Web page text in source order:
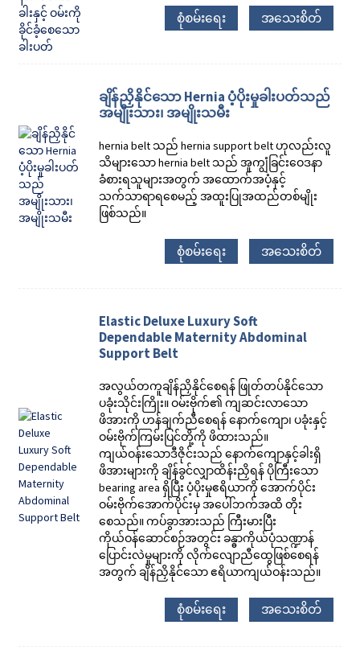
စုံစမ်းရေး အသေးစိတ်
ချိန်ညှိနိုင်သော Hernia ပံ့ပိုးမှုခါးပတ်သည်
အမျိုးသား၊ အမျိုးသမီး
hernia belt သည် hernia support belt ဟုလည်းလူ
သိများသော hernia belt သည် အူကျွံခြင်းဝေဒနာ
ခံစားရသူများအတွက် အထောက်အပံ့နှင့်
သက်သာရာရစေမည့် အထူးပြုအထည်တစ်မျိုး
ဖြစ်သည်။
စုံစမ်းရေး အသေးစိတ်
Elastic Deluxe Luxury Soft
Dependable Maternity Abdominal
Support Belt
အလွယ်တကူချိန်ညှိနိုင်စေရန် ဖြုတ်တပ်နိုင်သော
ပခုံးသိုင်းကြိုး။ ဝမ်းဗိုက်၏ ကျဆင်းလာသော
ဖိအားကို ဟန်ချက်ညီစေရန် နောက်ကျော၊ ပခုံးနှင့်
ဝမ်းဗိုက်ကြမ်းပြင်တို့ကို ဖိထားသည်။
ကျယ်ဝန်းသောဒီဇိုင်းသည် နောက်ကျောနှင့်ခါးရှိ
ဖိအားများကို ချိန်ခွင်လျှာထိန်းညှိရန် ပိုကြီးသော
bearing area ရှိပြီး ပံ့ပိုးမှုဧရိယာကို အောက်ပိုင်း
ဝမ်းဗိုက်အောက်ပိုင်းမှ အပေါ်ဘက်အထိ တိုး
စေသည်။ ကပ်ခွာအားသည် ကြီးမားပြီး
ကိုယ်ဝန်ဆောင်စဉ်အတွင်း ခန္ဓာကိုယ်ပုံသဏ္ဍာန်
ပြောင်းလဲမှုများကို လိုက်လျောညီထွေဖြစ်စေရန်
အတွက် ချိန်ညှိနိုင်သော ဧရိယာကျယ်ဝန်းသည်။
စုံစမ်းရေး အသေးစိတ်